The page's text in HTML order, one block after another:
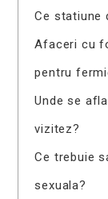
Ce statiune
Afaceri cu
pentru
Unde se
vizitez?
Ce trebuie
sexuala?